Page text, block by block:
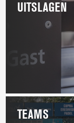
aanUITSLAGEN
uitslagen
TEAMS